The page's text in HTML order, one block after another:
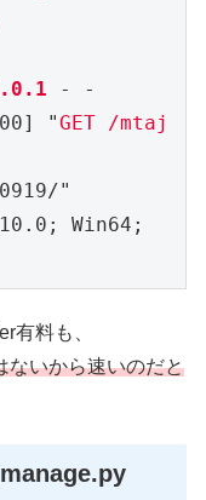
- -
"GET /mtaj
"
Win64;
有料も、
ないから速いのだと